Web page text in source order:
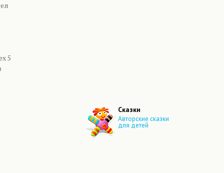
5
Сказки
Авторские сказки
для детей